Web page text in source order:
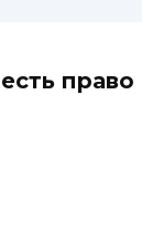
право